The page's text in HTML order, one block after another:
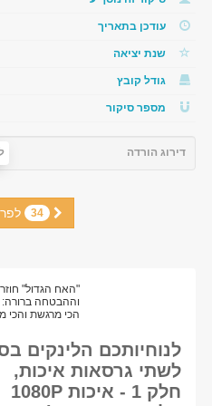
עודכן בתאריך
שנת יציאה
גודל קובץ
מספר סיקור
דירוג הורדה
34
לנוחיותכם הלינקים
לשתי גרסאות איכות,
חלק 1 - איכות 1080P
וההבטחה ברורה:
הכי מרגשת והכי